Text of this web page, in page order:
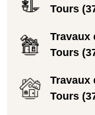
Tours
Travaux
Tours
Travaux
Tours